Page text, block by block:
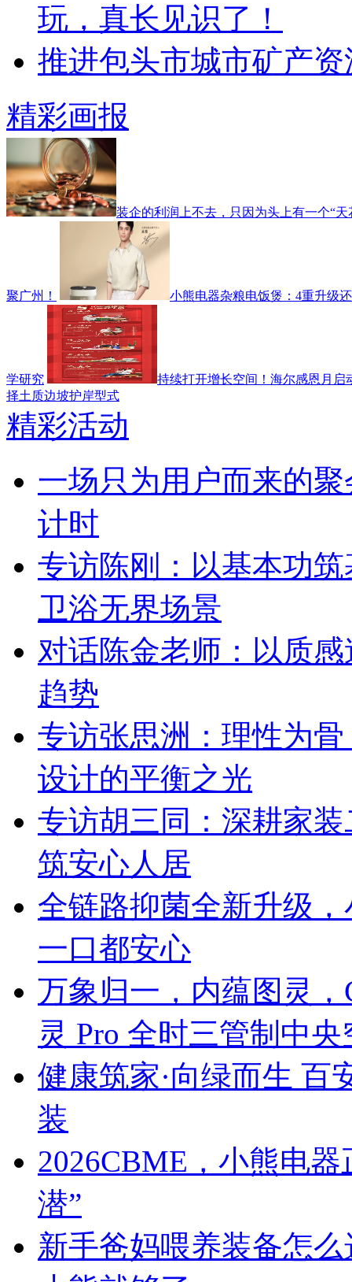
玩，真长见识了！
推进包头市城市矿产
精彩画报
装企的利润上不去，只因为头上有一个“天
聚广州！ 小熊电器杂粮电饭煲：4重升级
学研究
持续打开增长空间！海尔感恩月启
择土质边坡护岸型式
精彩活动
一场只为用户而来的
计时
专访陈刚：以基本功
卫浴无界场景
对话陈金老师：以质
趋势
专访张思洲：理性为
设计的平衡之光
专访胡三同：深耕家
筑安心人居
全链路抑菌全新升级
一口都安心
万象归一，内蕴图灵
灵 Pro 全时三管制中央
健康筑家·向绿而生 百
装
2026CBME，小熊电
潜”
新手爸妈喂养装备怎